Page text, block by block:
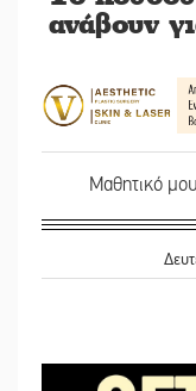
ανάβουν
Μαθητικό